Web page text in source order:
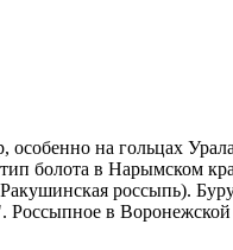
особенно на гольцах
болота в Нарымском
россыпь).
Россыпное в